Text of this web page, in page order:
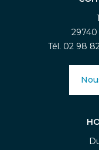
29740
Tél. 02 98